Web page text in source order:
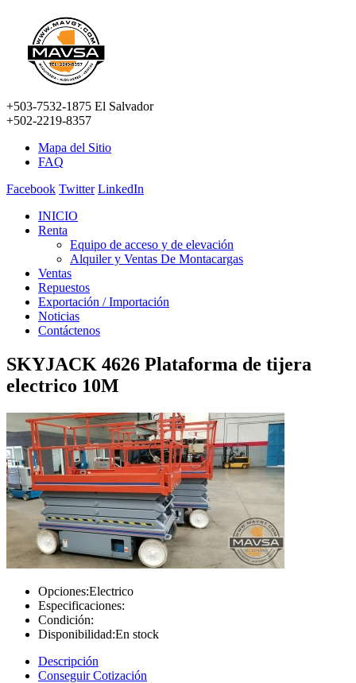
+503-7532-1875 El Salvador
+502-2219-8357
Mapa del Sitio
FAQ
Facebook Twitter LinkedIn
INICIO
Renta
Equipo de acceso y de elevación
Alquiler y Ventas De Montacargas
Ventas
Repuestos
Exportación / Importación
Noticias
Contáctenos
SKYJACK 4626 Plataforma de tijera
electrico 10M
Opciones:Electrico
Especificaciones:
Condición:
Disponibilidad:En stock
Descripción
Conseguir Cotización